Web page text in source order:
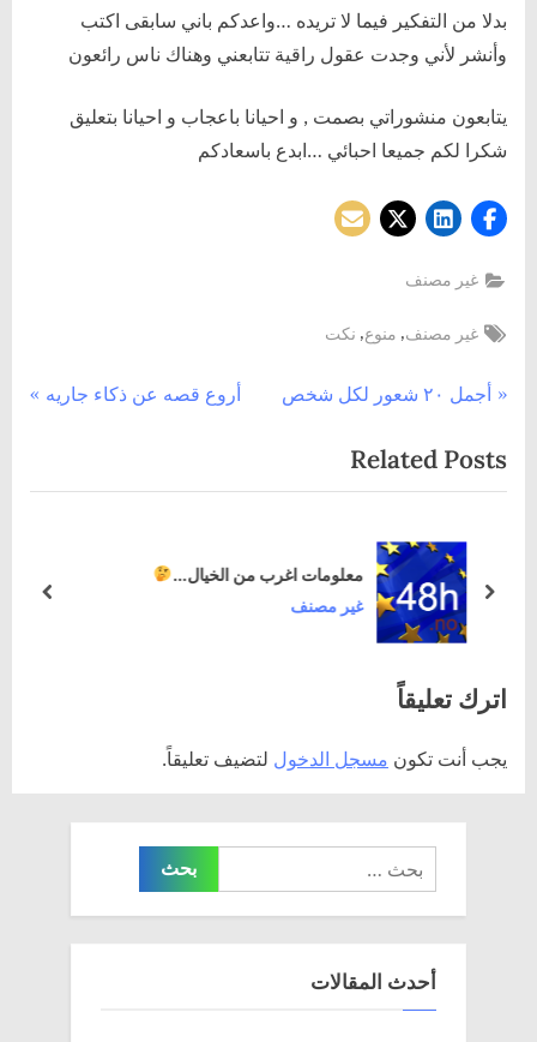
بدلا من التفكير فيما لا تريده …واعدكم باني سابقى اكتب
وأنشر لأني وجدت عقول راقية تتابعني وهناك ناس رائعون
يتابعون منشوراتي بصمت , و احيانا باعجاب و احيانا بتعليق
شكرا لكم ‎جميعا احبائي …ابدع باسعادكم
غير مصنف
Tags:
غير مصنف, منوع, نكت
تصفّح
المقالات
P
e
v
u
o
t
أجمل ٢٠ شعور لكل شخص
N
t
s
أروع قصه عن ذكاء جاريه
Related Posts
معلومات اغرب من الخيال…
غير مصنف prev next
اترك تعليقاً
يجب أنت تكون مسجل الدخول لتضيف تعليقاً.
البحث
عن:
أحدث المقالات